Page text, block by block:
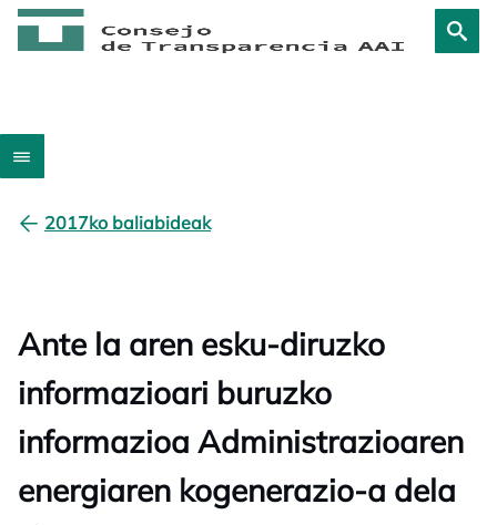
2017ko baliabideak
Ante la aren esku-diruzko
informazioari buruzko
informazioa Administrazioaren
energiaren kogenerazio-a dela